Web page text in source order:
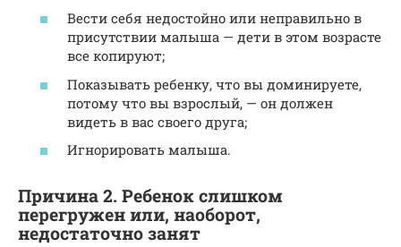
Вести себя недостойно или неправильно в
присутствии малыша — дети в этом возрасте
все копируют;
Показывать ребенку, что вы доминируете,
потому что вы взрослый, — он должен
видеть в вас своего друга;
Игнорировать малыша.
Причина 2. Ребенок слишком
перегружен или, наоборот,
недостаточно занят